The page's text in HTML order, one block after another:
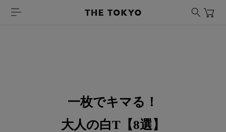
一枚でキマる！
大人の白T【8選】